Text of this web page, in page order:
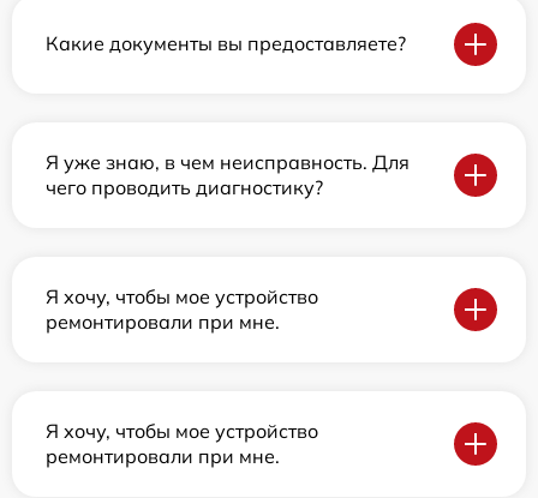
Какие документы вы предоставляете?
Я уже знаю, в чем неисправность. Для
чего проводить диагностику?
Я хочу, чтобы мое устройство
ремонтировали при мне.
Я хочу, чтобы мое устройство
ремонтировали при мне.